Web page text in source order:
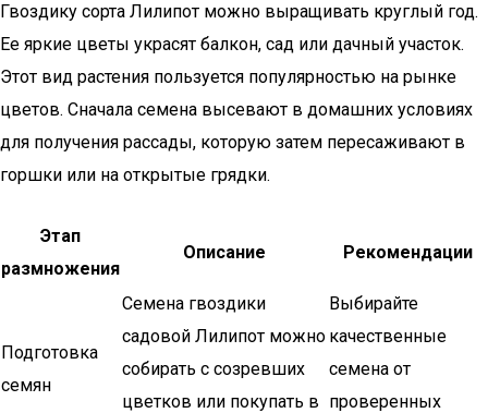
Гвоздику сорта Лилипот можно выращивать круглый год.
Ее яркие цветы украсят балкон, сад или дачный участок.
Этот вид растения пользуется популярностью на рынке
цветов. Сначала семена высевают в домашних условиях
для получения рассады, которую затем пересаживают в
горшки или на открытые грядки.
Этап
размножения
Описание Рекомендации
Подготовка
семян
Семена гвоздики
садовой Лилипот можно
собирать с созревших
цветков или покупать в
Выбирайте
качественные
семена от
проверенных